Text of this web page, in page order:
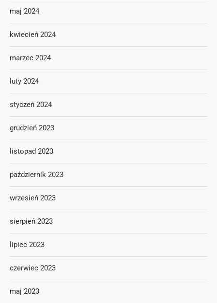
maj 2024
kwiecień 2024
marzec 2024
luty 2024
styczeń 2024
grudzień 2023
listopad 2023
październik 2023
wrzesień 2023
sierpień 2023
lipiec 2023
czerwiec 2023
maj 2023